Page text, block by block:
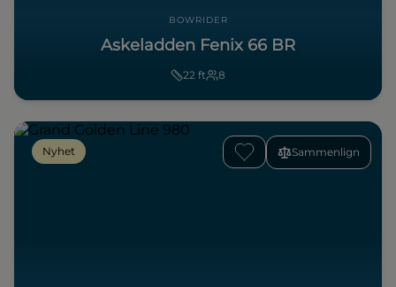
BOWRIDER
Askeladden Fenix 66 BR
22 ft 8
Sammenlign
Nyhet